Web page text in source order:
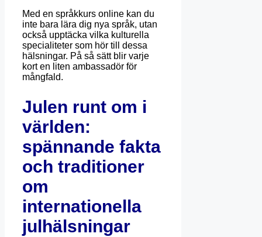
Med en språkkurs online kan du
inte bara lära dig nya språk, utan
också upptäcka vilka kulturella
specialiteter som hör till dessa
hälsningar. På så sätt blir varje
kort en liten ambassadör för
mångfald.
Julen runt om i
världen:
spännande fakta
och traditioner
om
internationella
julhälsningar